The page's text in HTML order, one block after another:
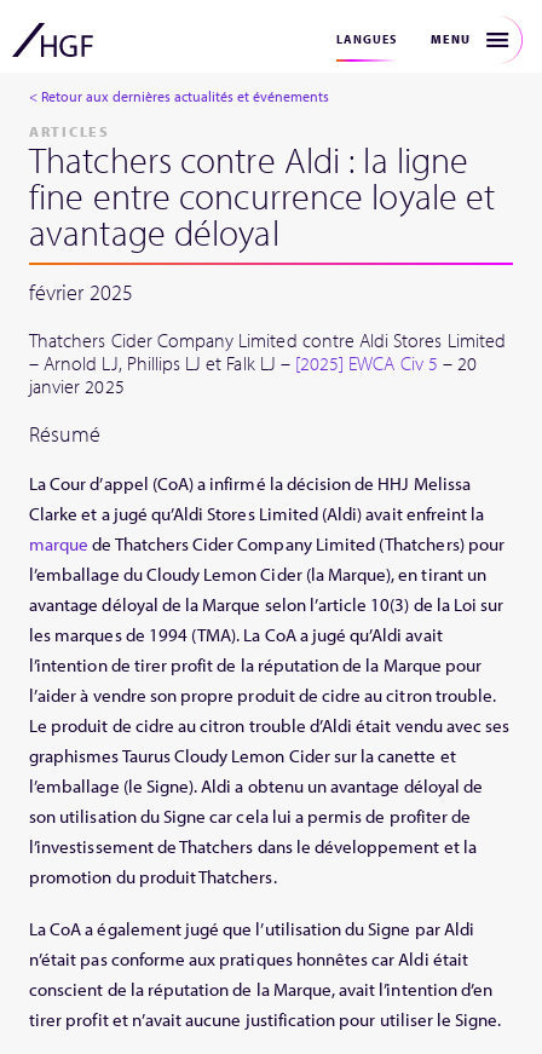
LANGUES MENU
< Retour aux dernières actualités et événements
ARTICLES
Thatchers contre Aldi : la ligne
fine entre concurrence loyale et
avantage déloyal
février 2025
Thatchers Cider Company Limited contre Aldi Stores Limited
– Arnold LJ, Phillips LJ et Falk LJ – [2025] EWCA Civ 5 – 20
janvier 2025
Résumé
La Cour d’appel (CoA) a infirmé la décision de HHJ Melissa
Clarke et a jugé qu’Aldi Stores Limited (Aldi) avait enfreint la
marque de Thatchers Cider Company Limited (Thatchers) pour
l’emballage du Cloudy Lemon Cider (la Marque), en tirant un
avantage déloyal de la Marque selon l’article 10(3) de la Loi sur
les marques de 1994 (TMA). La CoA a jugé qu’Aldi avait
l’intention de tirer profit de la réputation de la Marque pour
l’aider à vendre son propre produit de cidre au citron trouble.
Le produit de cidre au citron trouble d’Aldi était vendu avec ses
graphismes Taurus Cloudy Lemon Cider sur la canette et
l’emballage (le Signe). Aldi a obtenu un avantage déloyal de
son utilisation du Signe car cela lui a permis de profiter de
l’investissement de Thatchers dans le développement et la
promotion du produit Thatchers.
La CoA a également jugé que l’utilisation du Signe par Aldi
n’était pas conforme aux pratiques honnêtes car Aldi était
conscient de la réputation de la Marque, avait l’intention d’en
tirer profit et n’avait aucune justification pour utiliser le Signe.